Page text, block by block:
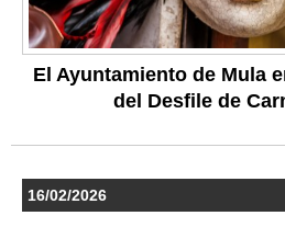
El Ayuntamiento de Mula
del Desfile de
16/02/2026